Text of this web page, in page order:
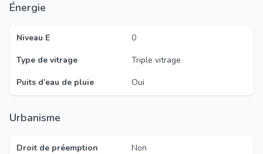
Énergie
Niveau E
0
Type de vitrage
Triple vitrage
Puits d’eau de pluie
Oui
Urbanisme
Droit de préemption
Non